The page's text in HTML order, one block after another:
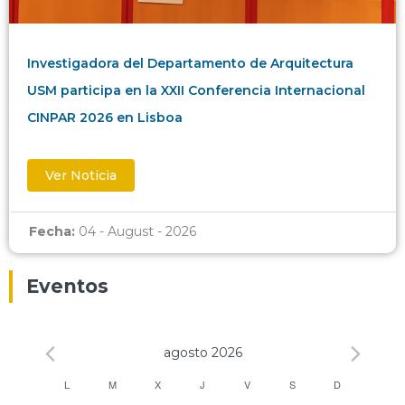
Investigadora del Departamento de Arquitectura
USM participa en la XXII Conferencia Internacional
CINPAR 2026 en Lisboa
Ver Noticia
Fecha: 04 - August - 2026
Eventos
agosto 2026
Calendario
L M X J V S D